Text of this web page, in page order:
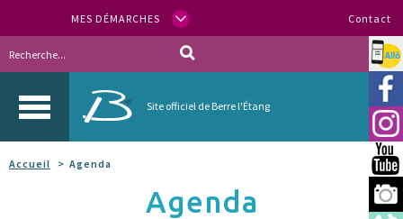
MES DÉMARCHES Contact
Site officiel de Berre l'Étang
Allo
Accueil Agenda
Agenda